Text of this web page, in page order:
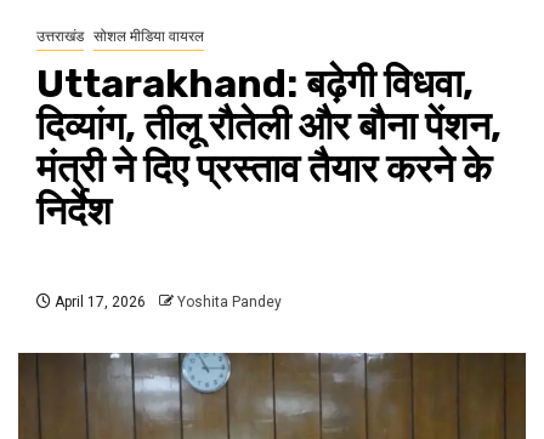
उत्तराखंड सोशल मीडिया वायरल
Uttarakhand: बढ़ेगी विधवा,
दिव्यांग, तीलू रौतेली और बौना पेंशन,
मंत्री ने दिए प्रस्ताव तैयार करने के
निर्देश
April 17, 2026 Yoshita Pandey